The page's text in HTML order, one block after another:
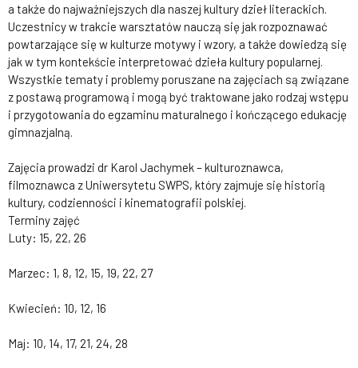
a także do najważniejszych dla naszej kultury dzieł literackich.
Uczestnicy w trakcie warsztatów nauczą się jak rozpoznawać
powtarzające się w kulturze motywy i wzory, a także dowiedzą się
jak w tym kontekście interpretować dzieła kultury popularnej.
Wszystkie tematy i problemy poruszane na zajęciach są związane
z postawą programową i mogą być traktowane jako rodzaj wstępu
i przygotowania do egzaminu maturalnego i kończącego edukację
gimnazjalną.
Zajęcia prowadzi dr Karol Jachymek – kulturoznawca,
filmoznawca z Uniwersytetu SWPS, który zajmuje się historią
kultury, codzienności i kinematografii polskiej.
Terminy zajęć
Luty: 15, 22, 26
Marzec: 1, 8, 12, 15, 19, 22, 27
Kwiecień: 10, 12, 16
Maj: 10, 14, 17, 21, 24, 28